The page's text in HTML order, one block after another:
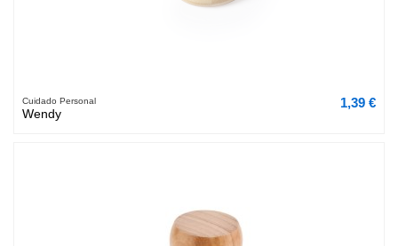
Cuidado Personal
Wendy
1,39 €